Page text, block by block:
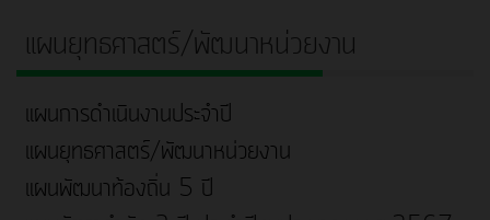
แผนยุทธศาสตร์/พัฒนาหน่วยงาน
แผนการดำเนินงานประจำปี
แผนยุทธศาสตร์/พัฒนาหน่วยงาน
แผนพัฒนาท้องถิ่น 5 ปี